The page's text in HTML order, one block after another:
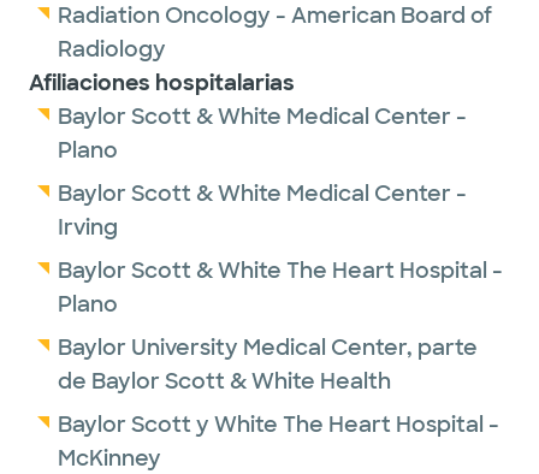
Radiation Oncology - American Board of
Radiology
Afiliaciones hospitalarias
Baylor Scott & White Medical Center -
Plano
Baylor Scott & White Medical Center -
Irving
Baylor Scott & White The Heart Hospital -
Plano
Baylor University Medical Center, parte
de Baylor Scott & White Health
Baylor Scott y White The Heart Hospital -
McKinney